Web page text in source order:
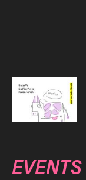
EVENTS